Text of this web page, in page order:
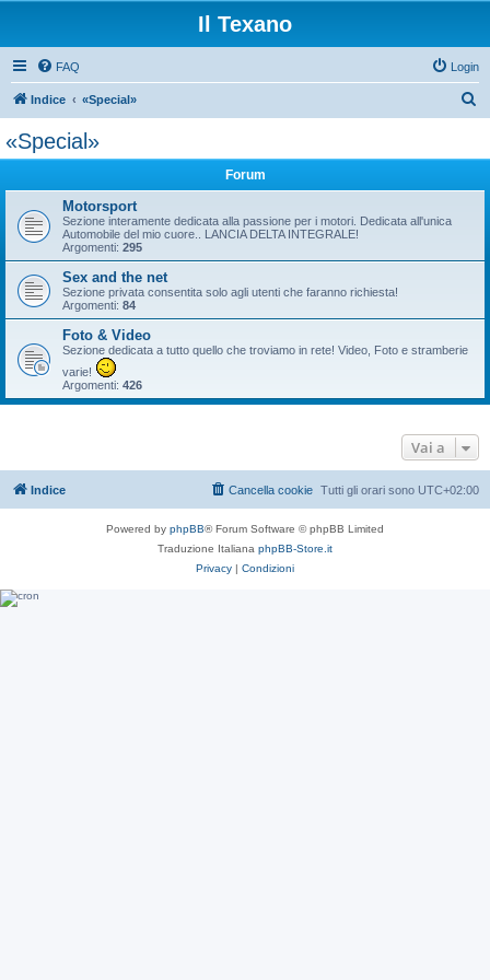
Il Texano
FAQ Login
Indice «Special»
«Special»
Forum
Motorsport
Sezione interamente dedicata alla passione per i motori. Dedicata all'unica
Automobile del mio cuore.. LANCIA DELTA INTEGRALE!
Argomenti: 295
Sex and the net
Sezione privata consentita solo agli utenti che faranno richiesta!
Argomenti: 84
Foto & Video
Sezione dedicata a tutto quello che troviamo in rete! Video, Foto e stramberie
varie!
Argomenti: 426
Vai a
Indice Tutti gli orari sono UTC+02:00
Cancella cookie
Powered by phpBB® Forum Software © phpBB Limited
Traduzione Italiana phpBB-Store.it
Privacy | Condizioni